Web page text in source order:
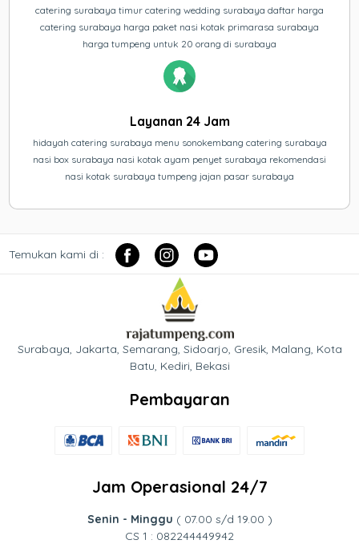
catering surabaya timur catering wedding surabaya daftar harga
catering surabaya harga paket nasi kotak primarasa surabaya
harga tumpeng untuk 20 orang di surabaya
Layanan 24 Jam
hidayah catering surabaya menu sonokembang catering surabaya
nasi box surabaya nasi kotak ayam penyet surabaya rekomendasi
nasi kotak surabaya tumpeng jajan pasar surabaya
Temukan kami di :
Surabaya, Jakarta, Semarang, Sidoarjo, Gresik, Malang, Kota
Batu, Kediri, Bekasi
Pembayaran
Jam Operasional 24/7
Senin - Minggu ( 07.00 s/d 19.00 )
CS 1 : 082244449942